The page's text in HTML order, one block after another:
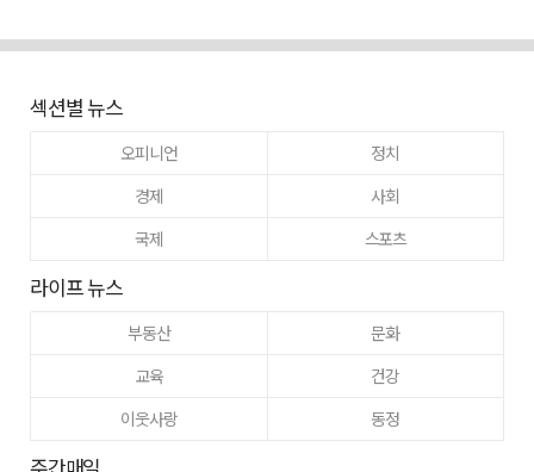
섹션별 뉴스
오피니언
정치
경제
사회
국제
스포츠
라이프 뉴스
부동산
문화
교육
건강
이웃사랑
동정